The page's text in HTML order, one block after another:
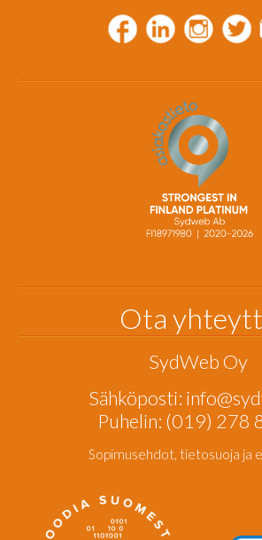
Ota
SydWeb Oy
Sähköposti:
Puhelin: (019) 278
Sopimusehdot, tietosuoja ja